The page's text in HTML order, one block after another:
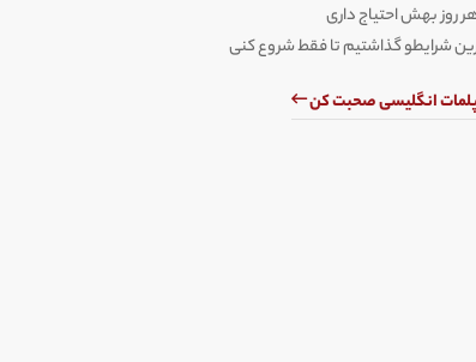
روز بهش احتیاج داری
شرایطو گذاشتیم تا فقط شروع کنی
انگلیسی صحبت کن